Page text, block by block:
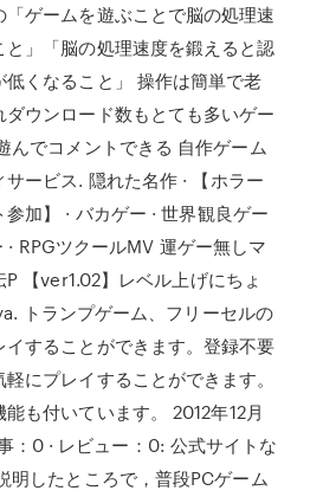
ゲームを遊ぶことで脳の処理速
と」「脳の処理速度を鍛えると認
くなること」 操作は簡単で老
ウンロード数もとても多いゲー
んでコメントできる 自作ゲーム
ービス. 隠れた名作 · 【ホラー
加】 · バカゲー · 世界観良ゲー
· RPGツクールMV 運ゲー無しマ
【ver1.02】レベル上げにちょ
トランプゲーム、フリーセルの
することができます。登録不要
にプレイすることができます。
も付いています。 2012年12月
：0 · レビュー：0: 公式サイトな
明したところで，普段PCゲーム